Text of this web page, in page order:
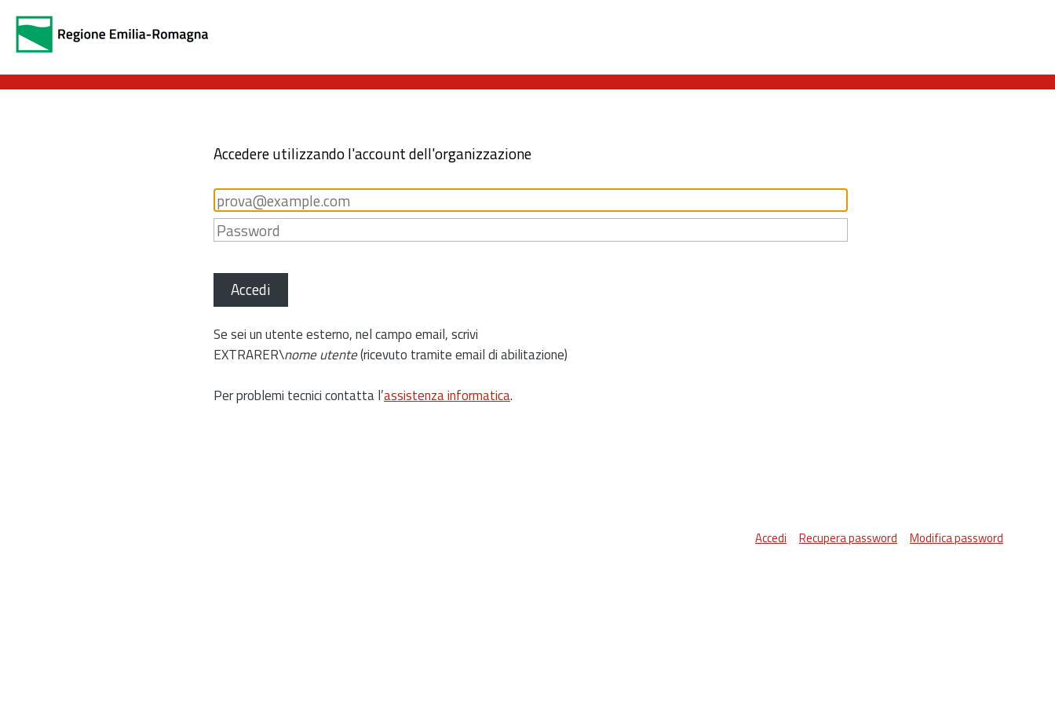
Accedere utilizzando l'account dell'organizzazione
Accedi
Se sei un utente esterno, nel campo email, scrivi
EXTRARER\nome utente(ricevuto tramite email di abilitazione)
Per problemi tecnici contatta l’assistenza informatica.
Accedi Recupera password Modifica password